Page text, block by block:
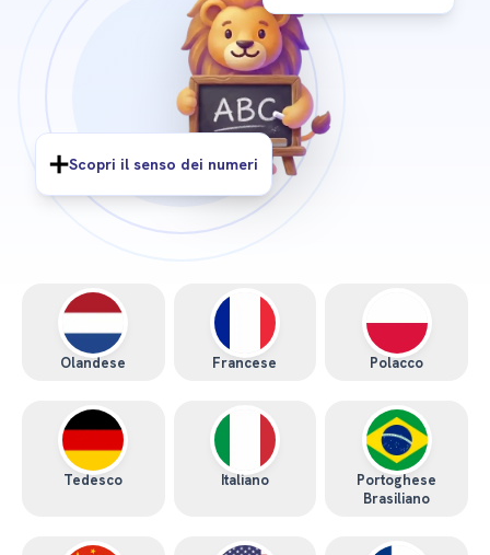
➕Scopri il senso dei numeri
Olandese Francese Polacco
Tedesco Italiano
Portoghese
Brasiliano